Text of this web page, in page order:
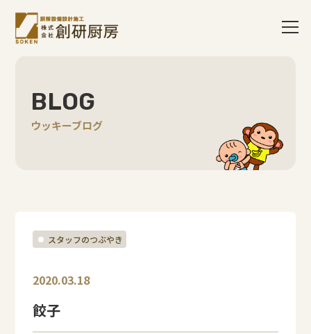
BLOG
ウッキーブログ
スタッフのつぶやき
2020.03.18
餃子